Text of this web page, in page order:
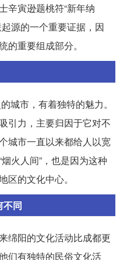
辛寅逊题桃符“新年纳
源的一个重要证据，因
的重要组成部分。
城市，有着独特的魅力。
引力，主要归因于它对不
城市一直以来都给人以宽
火人间”，也是因为这种
区的文化中心。
不同
绵阳的文化活动比成都更
们有独特的民俗文化活